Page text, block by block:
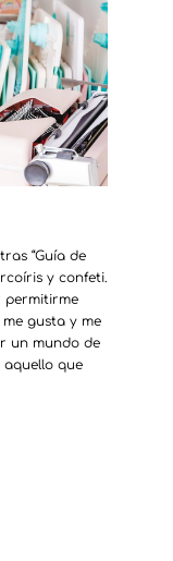
“Guía de
y confeti.
permitirme
gusta y me
un mundo de
que